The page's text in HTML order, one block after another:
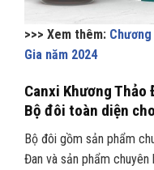
>>> Xem thêm:
Gia năm 2024
Canxi Khương Thảo
Bộ đôi toàn diện
Bộ đôi gồm sản phẩm
Đan và sản phẩm